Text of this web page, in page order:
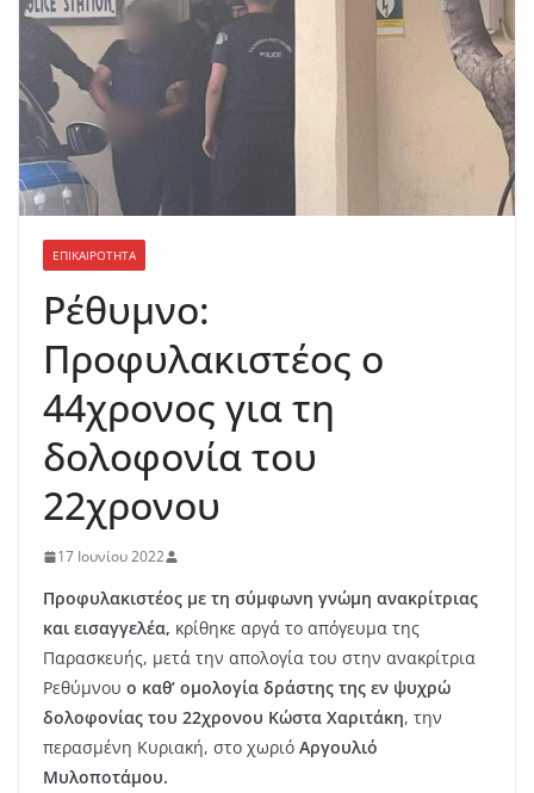
ΕΠΙΚΑΙΡΟΤΗΤΑ
Ρέθυμνο:
Προφυλακιστέος ο
44χρονος για τη
δολοφονία του
22χρονου
17 Ιουνίου 2022
Προφυλακιστέος με τη σύμφωνη γνώμη ανακρίτριας
και εισαγγελέα, κρίθηκε αργά το απόγευμα της
Παρασκευής, μετά την απολογία του στην ανακρίτρια
Ρεθύμνου ο καθ’ ομολογία δράστης της εν ψυχρώ
δολοφονίας του 22χρονου Κώστα Χαριτάκη, την
περασμένη Κυριακή, στο χωριό Αργουλιό
Μυλοποτάμου.